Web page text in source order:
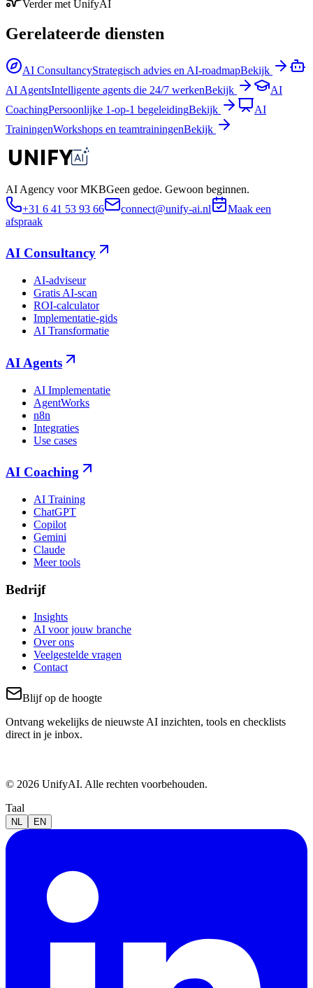
Verder met UnifyAI
Gerelateerde diensten
AI ConsultancyStrategisch advies en AI-roadmapBekijk
AI AgentsIntelligente agents die 24/7 werkenBekijk
AI
CoachingPersoonlijke 1-op-1 begeleidingBekijk
AI
TrainingenWorkshops en teamtrainingenBekijk
AI Agency voor MKBGeen gedoe. Gewoon beginnen.
+31 6 41 53 93 66
connect@unify-ai.nl
Maak een
afspraak
AI Consultancy
AI-adviseur
Gratis AI-scan
ROI-calculator
Implementatie-gids
AI Transformatie
AI Agents
AI Implementatie
AgentWorks
n8n
Integraties
Use cases
AI Coaching
AI Training
ChatGPT
Copilot
Gemini
Claude
Meer tools
Bedrijf
Insights
AI voor jouw branche
Over ons
Veelgestelde vragen
Contact
Blijf op de hoogte
Ontvang wekelijks de nieuwste AI inzichten, tools en checklists
direct in je inbox.
© 2026 UnifyAI. Alle rechten voorbehouden.
Taal
NL EN